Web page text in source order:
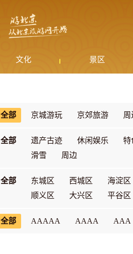
文化 景区
全部 京城游玩 京郊旅游 周
全部 遗产古迹 休闲娱乐
特
滑雪
周边
全部 东城区 西城区
海淀区
顺义区
大兴区 平谷区
全部 AAAAA AAAA AAA